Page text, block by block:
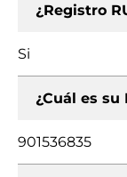
¿Registro
Si
¿Cuál es su
901536835